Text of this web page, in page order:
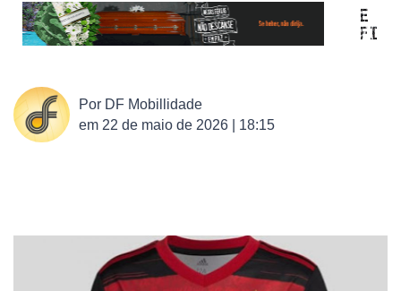
Por DF Mobillidade
em 22 de maio de 2026 | 18:15